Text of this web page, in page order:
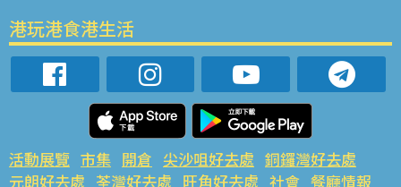
港玩港食港生活
活動展覽 市集 開倉 尖沙咀好去處 銅鑼灣好去處
元朗好去處 荃灣好去處 旺角好去處 社會 餐廳情報